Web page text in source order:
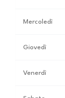
Mercoledì
Giovedì
Venerdì